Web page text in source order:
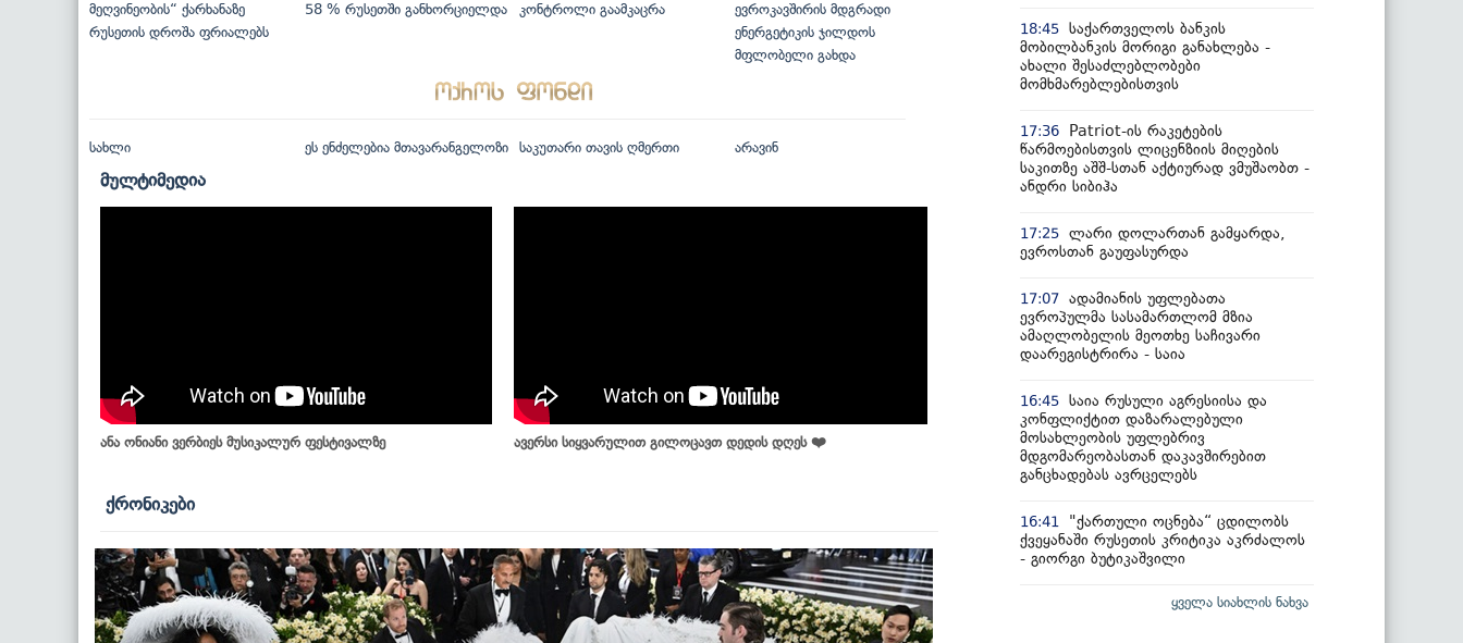
მეღვინეობის“ ქარხანაზე
რუსეთის დროშა ფრიალებს
58 % რუსეთში განხორციელდა
კონტროლი გაამკაცრა
ევროკავშირის მდგრადი
ენერგეტიკის ჯილდოს
მფლობელი გახდა
სახლი ეს ენძელებია მთავარანგელოზი საკუთარი თავის ღმერთი არავინ
მულტიმედია
ანა ონიანი ვერბიეს მუსიკალურ ფესტივალზე ავერსი სიყვარულით გილოცავთ დედის დღეს ❤️
ქრონიკები
18:45 საქართველოს ბანკის
მობილბანკის მორიგი განახლება -
ახალი შესაძლებლობები
მომხმარებლებისთვის
17:36
Patriot-ის რაკეტების
წარმოებისთვის ლიცენზიის მიღების
საკითზე აშშ-სთან აქტიურად ვმუშაობთ -
ანდრი სიბიჰა
17:25 ლარი დოლართან გამყარდა,
ევროსთან გაუფასურდა
17:07 ადამიანის უფლებათა
ევროპულმა სასამართლომ მზია
ამაღლობელის მეოთხე საჩივარი
დაარეგისტრირა - საია
16:45 საია რუსული აგრესიისა და
კონფლიქტით დაზარალებული
მოსახლეობის უფლებრივ
მდგომარეობასთან დაკავშირებით
განცხადებას ავრცელებს
16:41
"ქართული ოცნება“ ცდილობს
ქვეყანაში რუსეთის კრიტიკა აკრძალოს
- გიორგი ბუტიკაშვილი
ყველა სიახლის ნახვა